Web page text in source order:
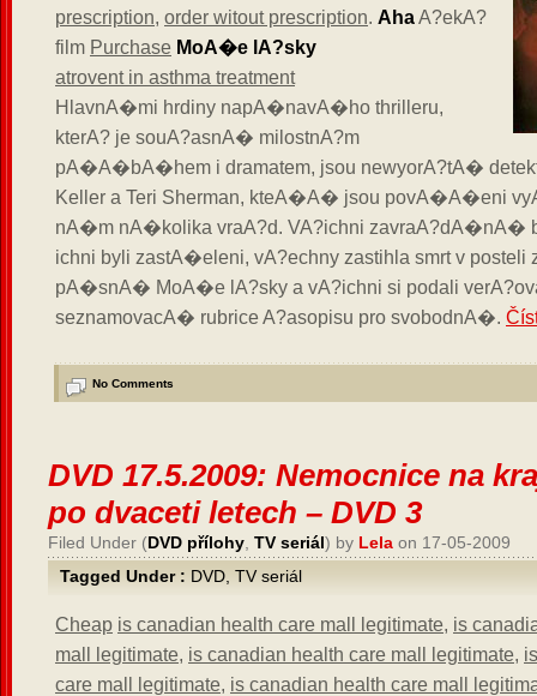
prescription, order witout prescription. AhaA?ekA?
film Purchase MoA�e lA?sky
atrovent in asthma treatment
HlavnA�mi hrdiny napA�navA�ho thrilleru,
kterA? je souA?asnA� milostnA?m
pA�A�bA�hem i dramatem, jsou newyorA?tA�
Keller a Teri Sherman, kteA�A� jsou povA�A�eni
nA�m nA�kolika vraA?d. VA?ichni zavraA?dA�nA�
ichni byli zastA�eleni, vA?echny zastihla smrt v posteli
pA�snA� MoA�e lA?sky a vA?ichni si podali
seznamovacA� rubrice A?asopisu pro svobodnA�.
No Comments
DVD 17.5.2009: Nemocnice na
po dvaceti letech – DVD 3
Filed Under (DVD přílohy TV seriál) by Lela on 17-05-2009
Tagged Under : DVD TV seriál
Cheap is canadian health care mall legitimate, is
mall legitimate, is canadian health care mall legitimate,
care mall legitimate, is canadian health care mall